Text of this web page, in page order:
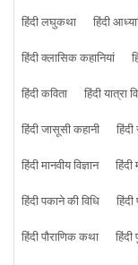
हिंदी लघुकथा हिंदी
हिंदी क्लासिक कहानियां
हिंदी कविता
हिंदी यात्रा
हिंदी जासूसी कहानी
हिंदी मानवीय विज्ञान
हिंदी
हिंदी पकाने की विधि
हिंदी पौराणिक कथा